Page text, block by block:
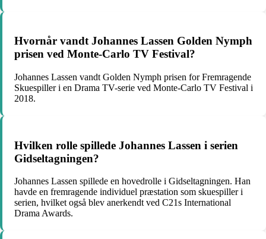
Hvornår vandt Johannes Lassen Golden Nymph
prisen ved Monte-Carlo TV Festival?
Johannes Lassen vandt Golden Nymph prisen for Fremragende
Skuespiller i en Drama TV-serie ved Monte-Carlo TV Festival i
2018.
Hvilken rolle spillede Johannes Lassen i serien
Gidseltagningen?
Johannes Lassen spillede en hovedrolle i Gidseltagningen. Han
havde en fremragende individuel præstation som skuespiller i
serien, hvilket også blev anerkendt ved C21s International
Drama Awards.